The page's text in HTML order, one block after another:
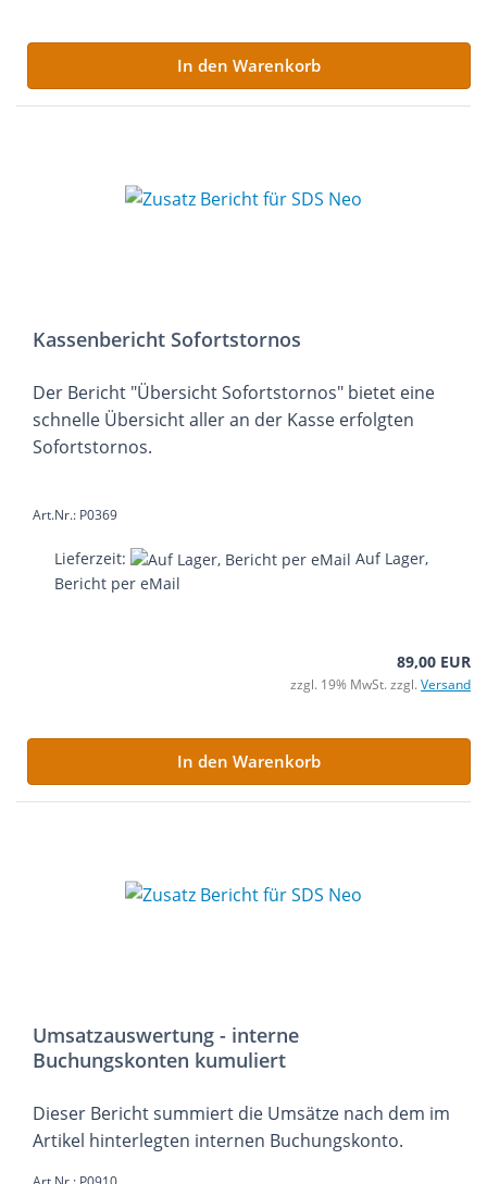
In den Warenkorb
Kassenbericht Sofortstornos
Der Bericht "Übersicht Sofortstornos" bietet eine
schnelle Übersicht aller an der Kasse erfolgten
Sofortstornos.
Art.Nr.: P0369
Lieferzeit:
Auf Lager,
Bericht per eMail
89,00 EUR
zzgl. 19% MwSt. zzgl. Versand
In den Warenkorb
Umsatzauswertung - interne
Buchungskonten kumuliert
Dieser Bericht summiert die Umsätze nach dem im
Artikel hinterlegten internen Buchungskonto.